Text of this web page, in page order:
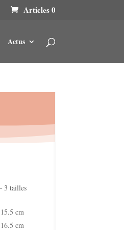
Articles 0
Actus
:
3 tailles
cm
cm